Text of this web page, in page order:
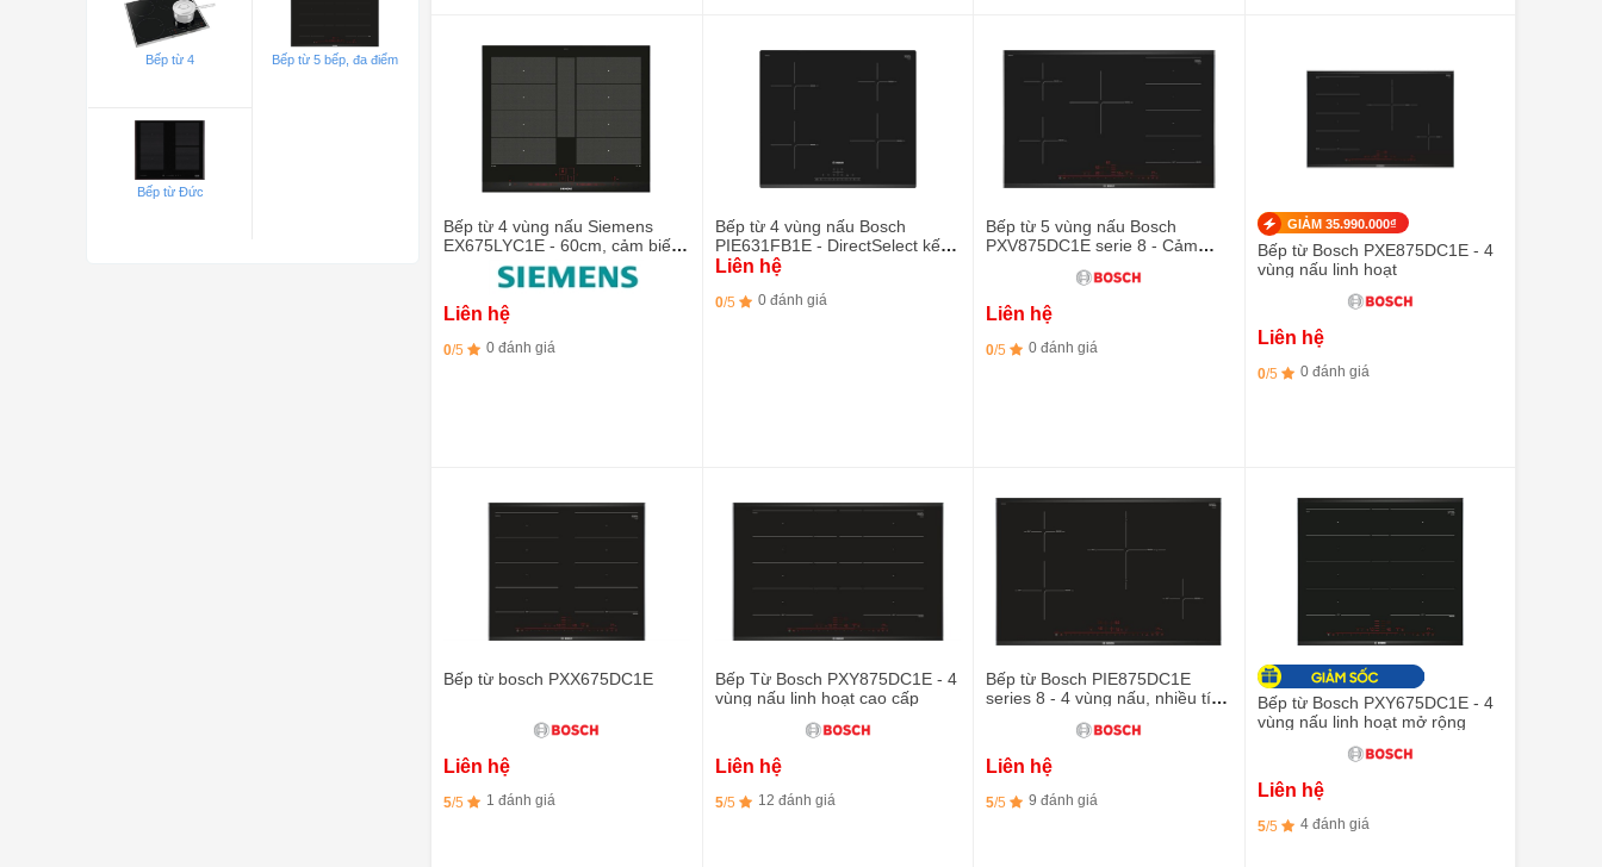
Bếp từ 4 Bếp từ 5 bếp, đa điểm
Bếp từ Đức
Bếp từ 4 vùng nấu Siemens
EX675LYC1E - 60cm, cảm biến
chiên FryingSensor Plus
Liên hệ
0/5 0 đánh giá
Bếp từ 4 vùng nấu Bosch
PIE631FB1E - DirectSelect kết
hợp PowerBoost
Liên hệ
0/5 0 đánh giá
Bếp từ 5 vùng nấu Bosch
PXV875DC1E serie 8 - Cảm
Liên hệ
0/5 0 đánh giá
GIẢM 35.990.000₫
Bếp từ Bosch PXE875DC1E - 4
vùng nấu linh hoạt
Liên hệ
0/5 0 đánh giá
Bếp từ bosch PXX675DC1E
Liên hệ
5/5 1 đánh giá
Bếp Từ Bosch PXY875DC1E - 4
vùng nấu linh hoạt cao cấp
Liên hệ
5/5 12 đánh giá
Bếp từ Bosch PIE875DC1E
series 8 - 4 vùng nấu, nhiều tính
Liên hệ
5/5 9 đánh giá
Bếp từ Bosch PXY675DC1E - 4
vùng nấu linh hoạt mở rộng
Liên hệ
5/5 4 đánh giá